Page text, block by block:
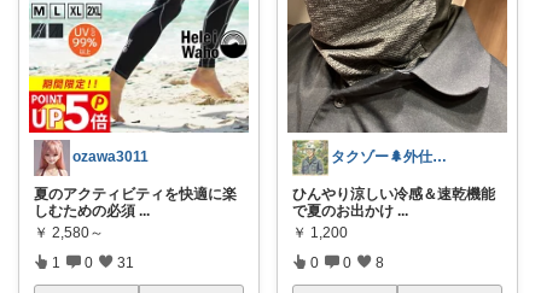
ozawa3011
夏のアクティビティを快適に楽
しむための必須 ...
￥ 2,580～
1 0 31
タクゾー🌲外仕事を快適にしたい
ひんやり涼しい冷感＆速乾機能
で夏のお出かけ ...
￥ 1,200
0 0 8